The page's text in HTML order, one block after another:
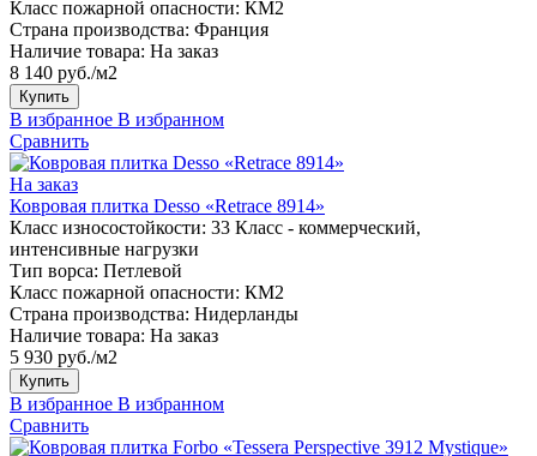
Класс пожарной опасности: КМ2
Страна производства: Франция
Наличие товара: На заказ
8 140 руб./м2
Купить
В избранное В избранном
Сравнить
На заказ
Ковровая плитка Desso «Retrace 8914»
Класс износостойкости: 33 Класс - коммерческий,
интенсивные нагрузки
Тип ворса: Петлевой
Класс пожарной опасности: КМ2
Страна производства: Нидерланды
Наличие товара: На заказ
5 930 руб./м2
Купить
В избранное В избранном
Сравнить